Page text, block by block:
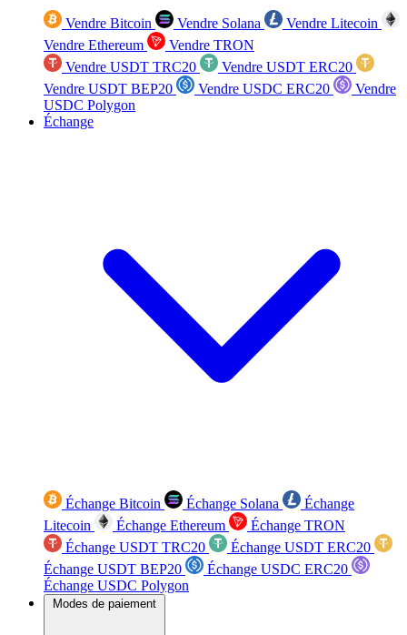
Vendre Bitcoin Vendre Solana
Vendre Litecoin
Vendre Ethereum
Vendre TRON
Vendre USDT TRC20
Vendre USDT ERC20
Vendre USDT BEP20
Vendre USDC ERC20
Vendre
USDC Polygon
Échange
Échange Bitcoin Échange Solana
Échange
Litecoin
Échange Ethereum
Échange TRON
Échange USDT TRC20
Échange USDT ERC20
Échange USDT BEP20
Échange USDC ERC20
Échange USDC Polygon
Modes de paiement